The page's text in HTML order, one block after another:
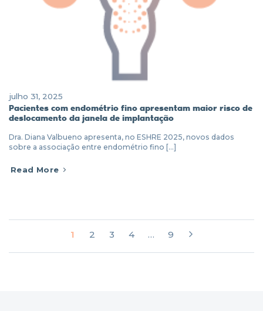
julho 31, 2025
Pacientes com endométrio fino apresentam maior risco de
deslocamento da janela de implantação
Dra. Diana Valbueno apresenta, no ESHRE 2025, novos dados
sobre a associação entre endométrio fino [...]
Read More
1 2 3 4 … 9